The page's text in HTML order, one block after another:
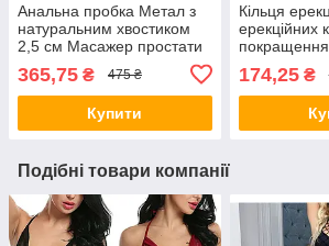
Анальна пробка Метал з
натуральним хвостиком
2,5 см Масажер простати
Анальний плагін/пробка
365,75 ₴ 475 ₴
Купити
Кільця
ерекційних
покращення
акту / Чорні
174,25₴
Подібні товари компанії